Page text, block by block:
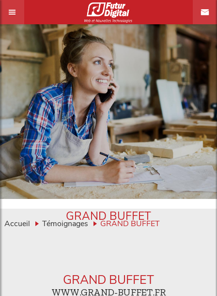
Accueil Témoignages GRAND BUFFET
GRAND BUFFET
GRAND BUFFET
WWW.GRAND-BUFFET.FR